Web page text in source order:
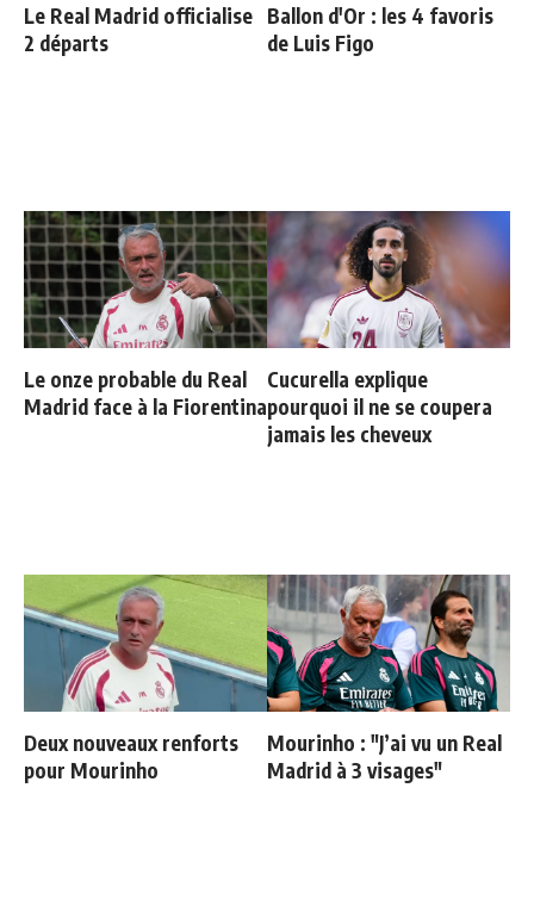
Le Real Madrid officialise
2 départs
Ballon d'Or : les 4 favoris
de Luis Figo
Le onze probable du Real
Madrid face à la Fiorentina
Cucurella explique
pourquoi il ne se coupera
jamais les cheveux
Deux nouveaux renforts
pour Mourinho
Mourinho : "J’ai vu un Real
Madrid à 3 visages"